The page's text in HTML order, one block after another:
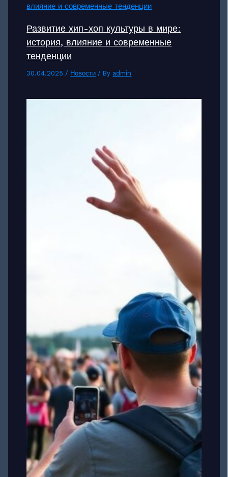
Развитие хип-хоп культуры в мире:
история, влияние и современные
тенденции
30.04.2025/ Новости / By admin